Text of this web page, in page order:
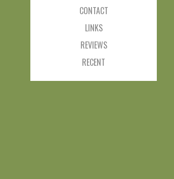
CONTACT
LINKS
REVIEWS
RECENT